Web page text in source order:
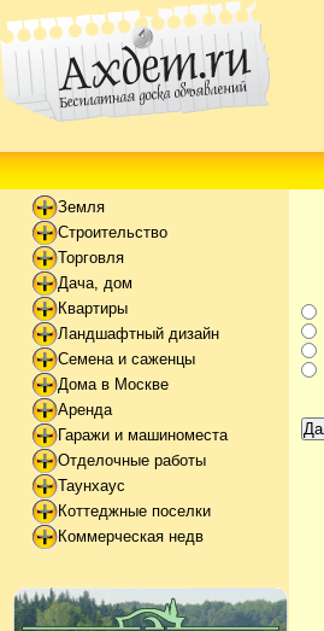
Земля
Строительство
Торговля
Дача, дом
Квартиры
Ландшафтный дизайн
Семена и саженцы
Дома в Москве
Аренда
Гаражи и машиноместа
Отделочные работы
Таунхаус
Коттеджные поселки
Коммерческая недв